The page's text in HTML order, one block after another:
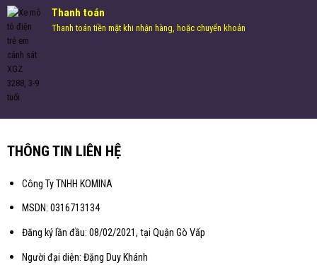
Thanh toán
Thanh toán tiền mặt khi nhận hàng, hoặc chuyển khoản
THÔNG TIN LIÊN HỆ
Công Ty TNHH KOMINA
MSDN: 0316713134
Đăng ký lần đầu: 08/02/2021, tại Quận Gò Vấp
Người đại diện: Đặng Duy Khánh